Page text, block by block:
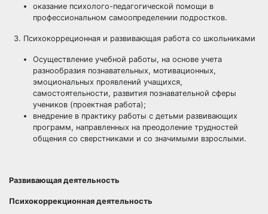
оказание психолого-педагогической помощи в
профессиональном самоопределении подростков.
3. Психокорреционная и развивающая работа со школьниками
Осуществление учебной работы, на основе учета
разнообразия познавательных, мотивационных,
эмоциональных проявлений учащихся,
самостоятельности, развития познавательной сферы
учеников (проектная работа);
внедрение в практику работы с детьми развивающих
программ, направленных на преодоление трудностей
общения со сверстниками и со значимыми взрослыми.
Развивающая деятельность
Психокоррекционная деятельность